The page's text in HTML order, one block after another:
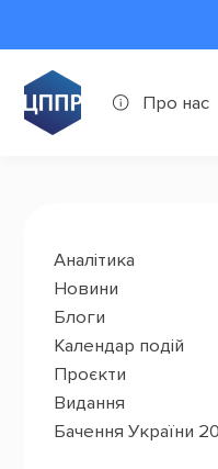
Про нас
Аналітика
Новини
Блоги
Календар подій
Проєкти
Видання
Бачення України